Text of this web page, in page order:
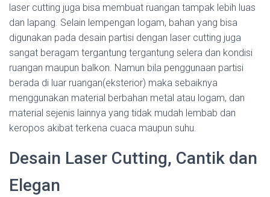
laser cutting juga bisa membuat ruangan tampak lebih luas
dan lapang. Selain lempengan logam, bahan yang bisa
digunakan pada desain partisi dengan laser cutting juga
sangat beragam tergantung tergantung selera dan kondisi
ruangan maupun balkon. Namun bila penggunaan partisi
berada di luar ruangan(eksterior) maka sebaiknya
menggunakan material berbahan metal atau logam, dan
material sejenis lainnya yang tidak mudah lembab dan
keropos akibat terkena cuaca maupun suhu.
Desain Laser Cutting, Cantik dan
Elegan